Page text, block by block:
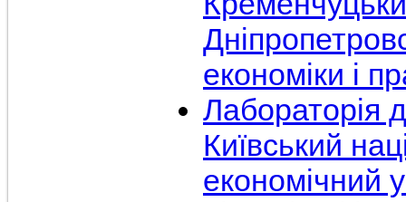
економіки і
Лабораторія
Київський
економічний